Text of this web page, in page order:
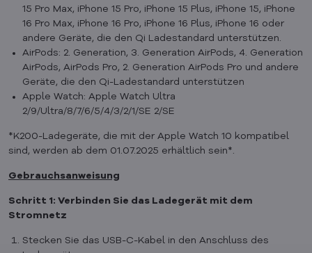
15 Pro Max, iPhone 15 Pro, iPhone 15 Plus, iPhone 15, iPhone
16 Pro Max, iPhone 16 Pro, iPhone 16 Plus, iPhone 16 oder
andere Geräte, die den Qi Ladestandard unterstützen.
AirPods: 2. Generation, 3. Generation AirPods, 4. Generation
AirPods, AirPods Pro, 2. Generation AirPods Pro und andere
Geräte, die den Qi-Ladestandard unterstützen
Apple Watch: Apple Watch Ultra
2/9/Ultra/8/7/6/5/4/3/2/1/SE 2/SE
*K200-Ladegeräte, die mit der Apple Watch 10 kompatibel
sind, werden ab dem 01.07.2025 erhältlich sein*.
Gebrauchsanweisung
Schritt 1: Verbinden Sie das Ladegerät mit dem
Stromnetz
Stecken Sie das USB-C-Kabel in den Anschluss des